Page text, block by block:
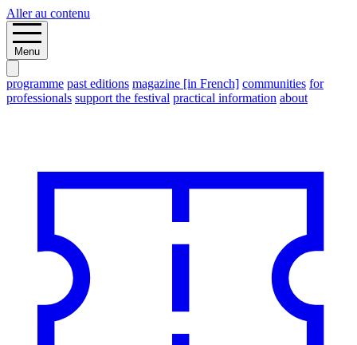
Aller au contenu
Menu
programme past editions magazine [in French] communities for
professionals support the festival practical information about